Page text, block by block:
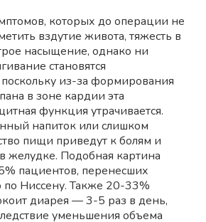
которых до операции не
вздутие живота, тяжесть в
насыщение, однако ни
становятся
из-за формирования
в зоне кардии эта
функция утрачивается.
напиток или слишком
пищи приведут к болям и
желудке. Подобная картина
пациентов, перенесших
Ниссену. Также 20-33%
диарея — 3-5 раз в день,
уменьшения объема